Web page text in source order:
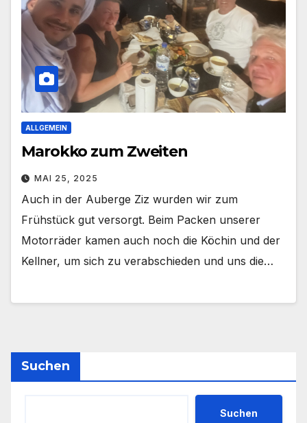
ALLGEMEIN
Marokko zum Zweiten
MAI 25, 2025
Auch in der Auberge Ziz wurden wir zum
Frühstück gut versorgt. Beim Packen unserer
Motorräder kamen auch noch die Köchin und der
Kellner, um sich zu verabschieden und uns die…
Suchen
Suchen